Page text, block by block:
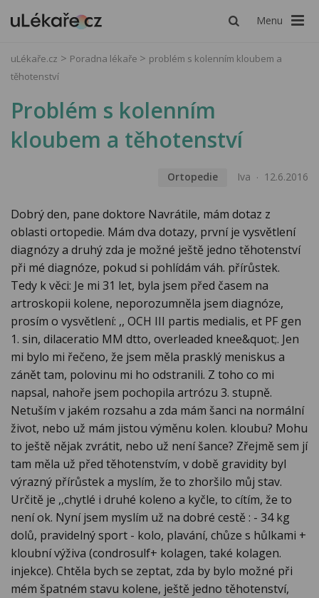
Menu
uLékaře.cz Poradna lékaře
problém s kolenním kloubem a
těhotenství
Problém s kolenním
kloubem a těhotenství
Ortopedie Iva 12.6.2016
Dobrý den, pane doktore Navrátile, mám dotaz z
oblasti ortopedie. Mám dva dotazy, první je vysvětlení
diagnózy a druhý zda je možné ještě jedno těhotenství
při mé diagnóze, pokud si pohlídám váh. přírůstek.
Tedy k věci: Je mi 31 let, byla jsem před časem na
artroskopii kolene, neporozumněla jsem diagnóze,
prosím o vysvětlení: ,, OCH III partis medialis, et PF gen
1. sin, dilaceratio MM dtto, overleaded knee&quot;. Jen
mi bylo mi řečeno, že jsem měla prasklý meniskus a
zánět tam, polovinu mi ho odstranili. Z toho co mi
napsal, nahoře jsem pochopila artrózu 3. stupně.
Netuším v jakém rozsahu a zda mám šanci na normální
život, nebo už mám jistou výměnu kolen. kloubu? Mohu
to ještě nějak zvrátit, nebo už není šance? Zřejmě sem jí
tam měla už před těhotenstvím, v době gravidity byl
výrazný přírůstek a myslím, že to zhoršilo můj stav.
Určitě je ,,chytlé i druhé koleno a kyčle, to cítím, že to
není ok. Nyní jsem myslím už na dobré cestě : - 34 kg
dolů, pravidelný sport - kolo, plavání, chůze s hůlkami +
kloubní výživa (condrosulf+ kolagen, také kolagen.
injekce). Chtěla bych se zeptat, zda by bylo možné při
mém špatném stavu kolene, ještě jedno těhotenství,